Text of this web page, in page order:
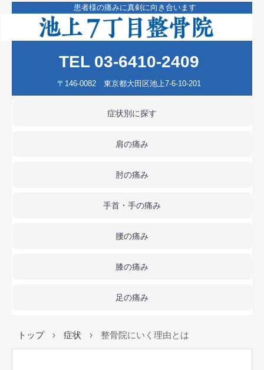
患者様の痛みに真剣に向き合います
TEL 03-6410-2409
〒146-0082 東京都大田区池上7-6-10-201
症状別に探す
肩の痛み
肘の痛み
手首・手の痛み
腰の痛み
膝の痛み
足の痛み
トップ › 症状 › 整骨院にいく理由とは